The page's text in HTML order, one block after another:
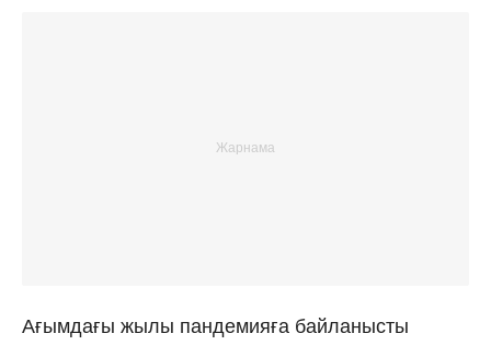
Ағымдағы жылы пандемияға байланысты